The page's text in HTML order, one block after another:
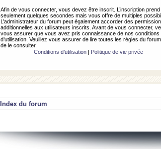
Afin de vous connecter, vous devez être inscrit. L’inscription prend
seulement quelques secondes mais vous offre de multiples
L’administrateur du forum peut également accorder des
additionnelles aux utilisateurs inscrits. Avant de vous connecter,
vous assurer que vous avez pris connaissance de nos conditions
d’utilisation. Veuillez vous assurer de lire toutes les règles du
de le consulter.
Conditions d’utilisation| Politique de vie privée
Index du forum